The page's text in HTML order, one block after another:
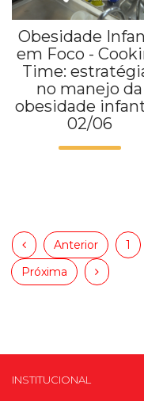
Obesidade
em Foco -
Time:
no manejo da
obesidade
02/06
Anterior 1
Próxima
INSTITUCIONAL